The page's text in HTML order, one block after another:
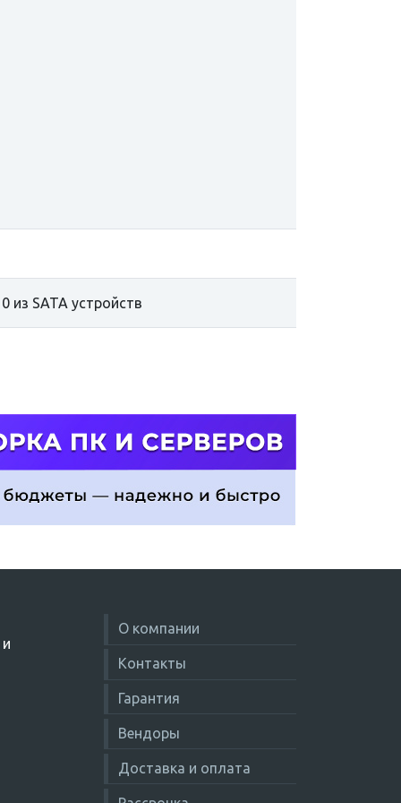
из SATA устройств
О компании
Контакты
Гарантия
Вендоры
Доставка и оплата